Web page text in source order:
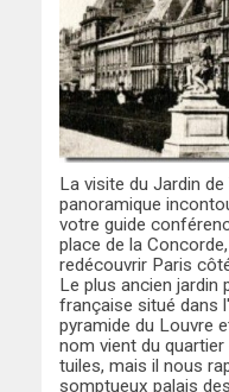
La visite du Jardin
panoramique
votre guide
place de la
redécouvrir Paris
Le plus ancien jardin
française situé dans
pyramide du Louvre
nom vient du
tuiles, mais il nous
somptueux palais